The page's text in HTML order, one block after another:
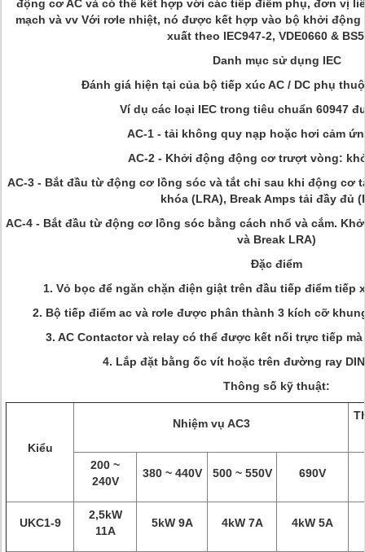
động cơ AC và có thể kết hợp với các tiếp điểm phụ, đơn vị
mạch và vv Với rơle nhiệt, nó được kết hợp vào bộ khởi động
xuất theo IEC947-2, VDE0660 &
Danh mục sử dụng IEC
Đánh giá hiện tại của bộ tiếp xúc AC / DC phụ
Ví dụ các loại IEC trong tiêu chuẩn 60947
AC-1 - tải không quy nạp hoặc hơi cảm
AC-2 - Khởi động động cơ trượt vòng:
AC-3 - Bắt đầu từ động cơ lồng sóc và tắt chỉ sau khi động cơ
khóa (LRA), Break Amps tải đầy đủ
AC-4 - Bắt đầu từ động cơ lồng sóc bằng cách nhổ và cắm.
và Break LRA)
Đặc điểm
1. Vỏ bọc để ngăn chặn điện giật trên đầu tiếp điểm tiếp
2. Bộ tiếp điểm ac và rơle được phân thành 3 kích cỡ
3. AC Contactor và relay có thể được kết nối trực tiếp
4. Lắp đặt bằng ốc vít hoặc trên đường ray
Thông số kỹ thuật:
Kiểu
Nhiệm vụ AC3
200 ~
240V
380 ~ 440V 500 ~ 550V 690V
UKC1-9
2,5kW
11A
5kW 9A 4kW 7A 4kW 5A